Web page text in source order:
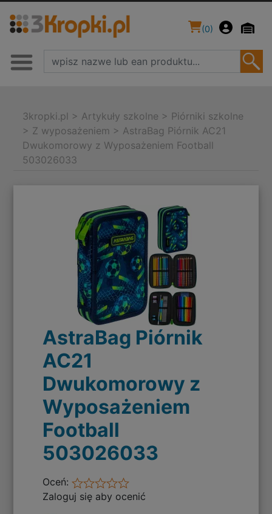
(0)
3kropki.pl > Artykuły szkolne > Piórniki szkolne
> Z wyposażeniem > AstraBag Piórnik AC21
Dwukomorowy z Wyposażeniem Football
503026033
AstraBag Piórnik
AC21
Dwukomorowy z
Wyposażeniem
Football
503026033
Oceń:
Zaloguj się aby ocenić